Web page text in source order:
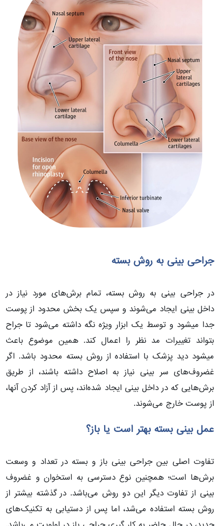
جراحی بینی به روش بسته
در جراحی بینی به روش بسته، تمام برش‌های مورد نیاز در
داخل بینی ایجاد می‌شوند و سپس یک بخش محدود از پوست
جدا میشود و توسط یک ابزار ویژه نگه داشته می‌شود تا جراح
بتواند تغییرات مد نظر را اعمال کند. همین موضوع باعث
میشود دید پزشک با استفاده از روش بسته محدود باشد. اگر
غضروف‌های سر بینی نیاز به اصلاح داشته باشند، از طریق
برش‌هایی که در داخل بینی ایجاد شده‌اند، پس از آزاد کردن آنها،
از پوست خارج می‌شوند.
عمل بینی بسته بهتر است یا باز؟
تفاوت اصلی بین جراحی بینی باز و بسته در تعداد و وسعت
برش‌ها است؛ همچنین نوع دسترسی به استخوان و غضروف
بینی از تفاوت دیگر این دو روش می‌باشد. در گذشته بیشتر از
روش بسته استفاده می‌شد، اما پس از دستیابی به تکنیک‌های